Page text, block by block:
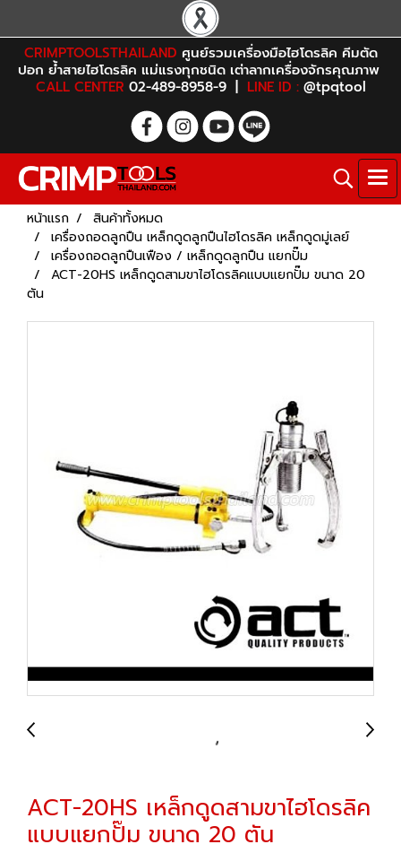
CRIMPTOOLSTHAILAND ศูนย์รวมเครื่องมือไฮโดรลิค คีมตัด
ปอก ย้ำสายไฮโดรลิค แม่แรงทุกชนิด เต่าลากเครื่องจักรคุณภาพ
CALL CENTER 02-489-8958-9 | LINE ID :@tpqtool
หน้าแรก
สินค้าทั้งหมด
เครื่องถอดลูกปืน เหล็กดูดลูกปืนไฮโดรลิค เหล็กดูดมู่เลย์
เครื่องถอดลูกปืนเฟือง / เหล็กดูดลูกปืน แยกปั๊ม
ACT-20HS เหล็กดูดสามขาไฮโดรลิคแบบแยกปั๊ม ขนาด 20
ตัน
ACT-20HS เหล็กดูดสามขาไฮโดรลิค
แบบแยกปั๊ม ขนาด 20 ตัน